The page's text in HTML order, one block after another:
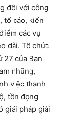
đối với công
tố cáo, kiến
các vụ
dài. Tổ chức
27 của Ban
nhũng,
việc thanh
tồn đọng
giải pháp giải